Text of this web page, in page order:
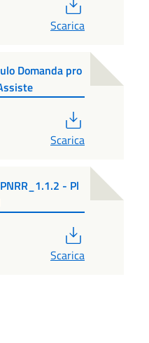
Scarica
Domanda pro
Scarica
- Pl
Scarica